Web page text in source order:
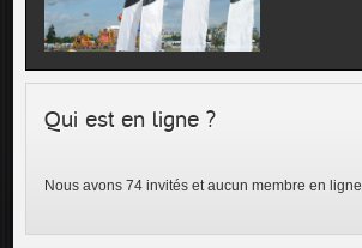
Qui est en ligne ?
Nous avons 74 invités et aucun membre en ligne